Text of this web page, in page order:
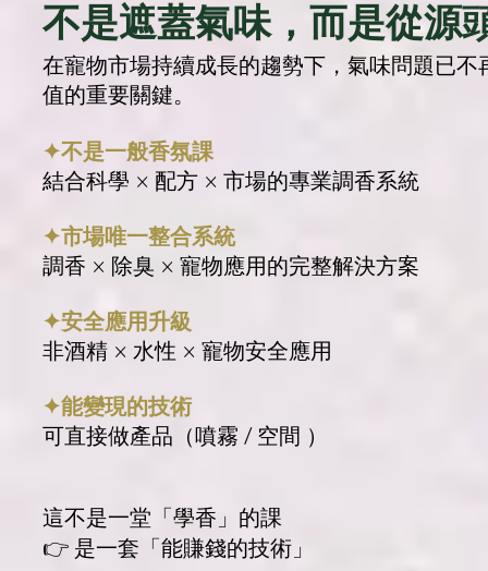
不是遮蓋氣味，而是從源
在寵物市場持續成長的趨勢下，氣味問題已
值的重要關鍵。
✦不是一般香氛課
結合科學 × 配方 × 市場的專業調香系統
✦市場唯一整合系統
調香 × 除臭 × 寵物應用的完整解決方案
✦​安全應用升級
非酒精 × 水性 × 寵物安全應用
✦能變現的技術
可直接做產品（噴霧 / 空間 ）
這不是一堂「學香」的課
👉 是一套「能賺錢的技術」